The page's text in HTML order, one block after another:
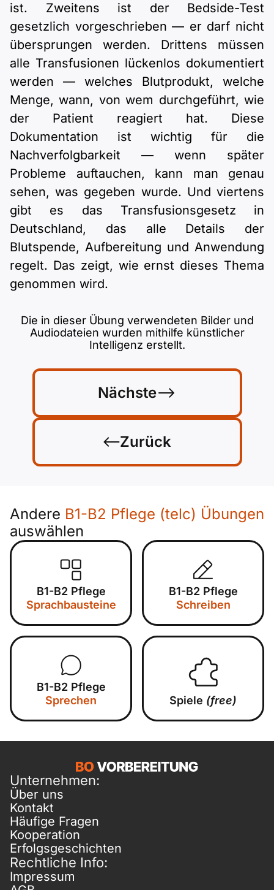
ist. Zweitens ist der Bedside-Test
gesetzlich vorgeschrieben — er darf nicht
übersprungen werden. Drittens müssen
alle Transfusionen lückenlos dokumentiert
werden — welches Blutprodukt, welche
Menge, wann, von wem durchgeführt, wie
der Patient reagiert hat. Diese
Dokumentation ist wichtig für die
Nachverfolgbarkeit — wenn später
Probleme auftauchen, kann man genau
sehen, was gegeben wurde. Und viertens
gibt es das Transfusionsgesetz in
Deutschland, das alle Details der
Blutspende, Aufbereitung und Anwendung
regelt. Das zeigt, wie ernst dieses Thema
genommen wird.
Zurück
Nächste
Die in dieser Übung verwendeten Bilder und
Audiodateien wurden mithilfe künstlicher
Intelligenz erstellt.
Andere B1-B2 Pflege (telc) Übungen
auswählen
B1-B2 Pflege
Sprachbausteine
B1-B2 Pflege
Schreiben
B1-B2 Pflege
Sprechen
Spiele (free)
Unternehmen:
Über uns
Kontakt
Häufige Fragen
Kooperation
Erfolgsgeschichten
Rechtliche Info:
Impressum